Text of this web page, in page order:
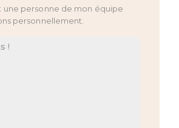
une personne de mon équipe
personnellement.